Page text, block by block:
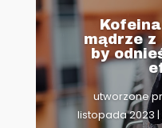
mądrze
by
utworzone
listopada 2023 |